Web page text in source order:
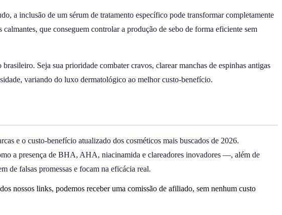
a inclusão de um sérum de tratamento específico pode transformar completamente
que conseguem controlar a produção de sebo de forma eficiente sem
Seja sua prioridade combater cravos, clarear manchas de espinhas antigas
variando do luxo dermatológico ao melhor custo-benefício.
e o custo-benefício atualizado dos cosméticos mais buscados de 2026.
a presença de BHA, AHA, niacinamida e clareadores inovadores —, além de
de falsas promessas e focam na eficácia real.
nossos links, podemos receber uma comissão de afiliado, sem nenhum custo